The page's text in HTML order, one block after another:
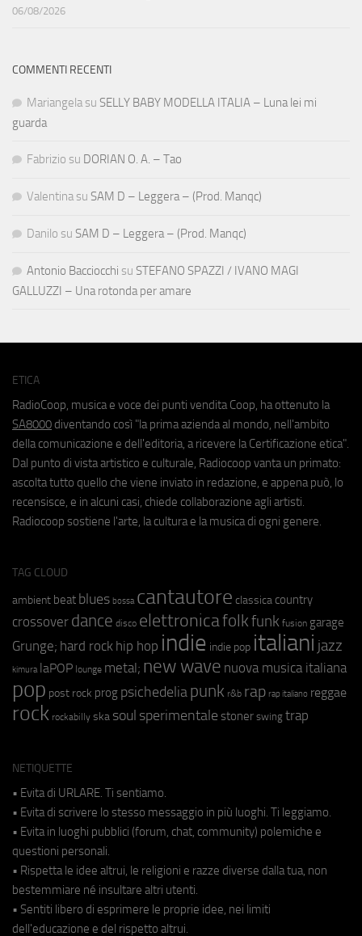
06/08/2026
COMMENTI RECENTI
Mariangela su SELLY BABY MODELLA ITALIA – Luna lei mi
guarda
Fabrizio su DORIAN O. A. – Tao
Valentina su SAM D – Leggera – (Prod. Manqc)
Danilo su SAM D – Leggera – (Prod. Manqc)
Antonio Bacciocchi su STEFANO SPAZZI / IVANO MAGI
GALLUZZI – Una rotonda per amare
ETICA
RadioCoop, musica e voce dei punti vendita Coop, ha ottenuto la
SA8000 diventando così "la prima azienda al mondo, nell'ambito
della comunicazione e dell'editoria, a ricevere la Certificazione etica".
Dal punto di vista artistico e culturale, Radiocoop vanta un primato:
ascolta tutto quello che viene inviato in redazione, e appena può, lo
recensisce, e in alcuni casi, chiede collaborazione agli artisti.
Radiocoop sostiene l'arte, la cultura e la musica di ogni genere.
TAG CLOUD
ambient beat blues bossa cantautore classica country
crossover dance disco elettronicafolkfunk fusion garage
Grunge; hard rock hip hop indie indie pop italiani jazz
kimura laPOP lounge metal; new wave nuova musica italiana
pop post rock prog psichedeliapunk r&b rap rap italiano reggae
rock rockabilly ska soul sperimentale stoner swing trap
NETIQUETTE
• Evita di URLARE. Ti sentiamo.
• Evita di scrivere lo stesso messaggio in più luoghi. Ti leggiamo.
• Evita in luoghi pubblici (forum, chat, community) polemiche e
questioni personali.
• Rispetta le idee altrui, le religioni e razze diverse dalla tua, non
bestemmiare né insultare altri utenti.
• Sentiti libero di esprimere le proprie idee, nei limiti
dell'educazione e del rispetto altrui.